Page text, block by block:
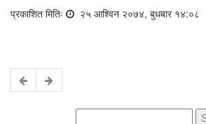
प्रकाशित मितिः २५ आश्विन २०७४, बुधबार १४:०८